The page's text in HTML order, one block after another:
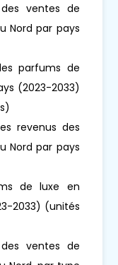
ventes de
Nord par pays
parfums de
(2023-2033)
revenus des
Nord par pays
de luxe en
2033) (unités
ventes de